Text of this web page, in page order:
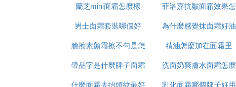
別
蘭芝mini面霜怎麼樣
菲洛嘉抗皺面霜效果怎
麼樣
男士面霜套裝哪個好 為什麼感覺抹面霜好油
臉擦素顏霜擦不勻是怎
麼回事啊
精油怎麼加在面霜里
帶品字是什麼牌子面霜
洗面奶爽膚水面霜怎麼
用法
什麼面霜去抬頭紋最好
乳化面霜哪個牌子好用